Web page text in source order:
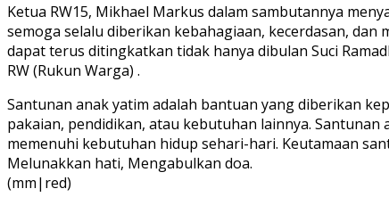
Ketua RW15, Mikhael Markus dalam sambutannya
semoga selalu diberikan kebahagiaan, kecerdasan,
dapat terus ditingkatkan tidak hanya dibulan Suci
RW (Rukun Warga) .
Santunan anak yatim adalah bantuan yang diberikan
pakaian, pendidikan, atau kebutuhan lainnya.
memenuhi kebutuhan hidup sehari-hari. Keutamaan
Melunakkan hati, Mengabulkan doa.
(mm|red)